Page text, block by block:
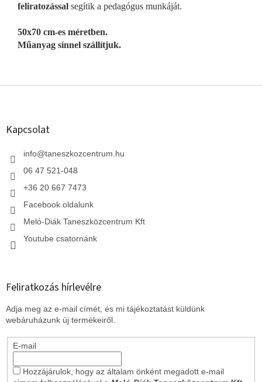
feliratozással segítik a pedagógus munkáját.
50x70 cm-es méretben.
Műanyag sínnel szállítjuk.
L
Kapcsolat
info@taneszkozcentrum.hu
06 47 521-048
+36 20 667 7473
Facebook oldalunk
Meló-Diák Taneszközcentrum Kft
Youtube csatornánk
Feliratkozás hírlevélre
Adja meg az e-mail címét, és mi tájékoztatást küldünk
webáruházunk új termékeiről.
E-mail
Hozzájárulok, hogy az általam önként megadott e-mail